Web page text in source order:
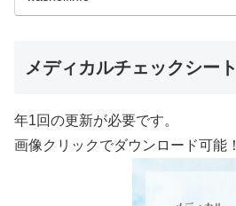
メディカルチェックシート
年1回の更新が必要です。
画像クリックでダウンロード可能！